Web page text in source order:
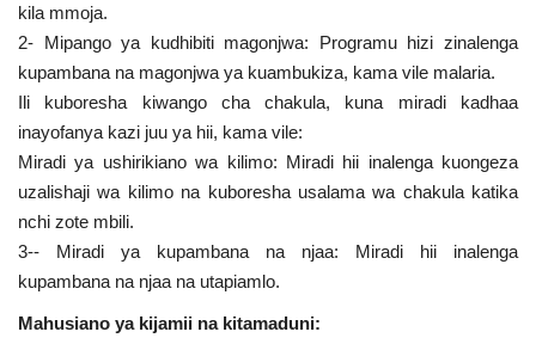
kila mmoja.
2- Mipango ya kudhibiti magonjwa: Programu hizi zinalenga
kupambana na magonjwa ya kuambukiza, kama vile malaria.
Ili kuboresha kiwango cha chakula, kuna miradi kadhaa
inayofanya kazi juu ya hii, kama vile:
Miradi ya ushirikiano wa kilimo: Miradi hii inalenga kuongeza
uzalishaji wa kilimo na kuboresha usalama wa chakula katika
nchi zote mbili.
3-- Miradi ya kupambana na njaa: Miradi hii inalenga
kupambana na njaa na utapiamlo.
Mahusiano ya kijamii na kitamaduni: